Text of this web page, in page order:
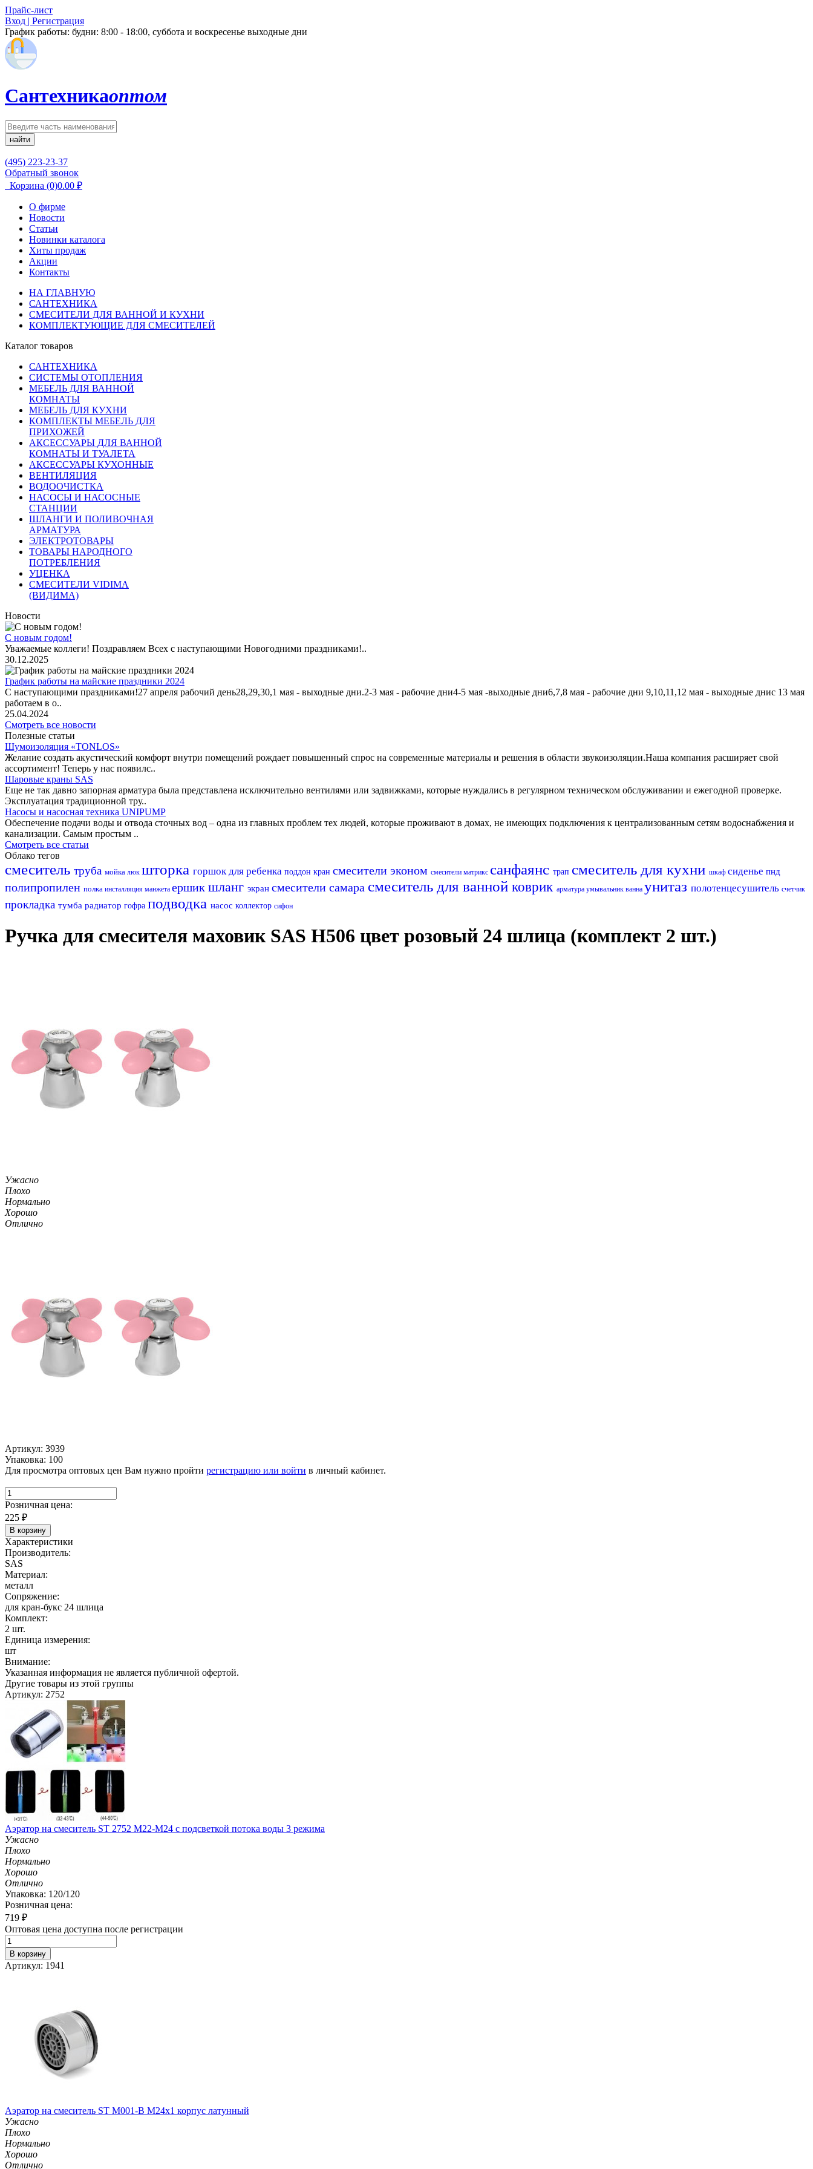
Прайс-лист
Вход | Регистрация
График работы: будни: 8:00 - 18:00, суббота и воскресенье выходные дни
Сантехникаоптом
найти
(495) 223-23-37
Обратный звонок
Корзина (0)0.00 ₽
О фирме
Новости
Статьи
Новинки каталога
Хиты продаж
Акции
Контакты
НА ГЛАВНУЮ
САНТЕХНИКА
СМЕСИТЕЛИ ДЛЯ ВАННОЙ И КУХНИ
КОМПЛЕКТУЮЩИЕ ДЛЯ СМЕСИТЕЛЕЙ
Каталог товаров
САНТЕХНИКА
СИСТЕМЫ ОТОПЛЕНИЯ
МЕБЕЛЬ ДЛЯ ВАННОЙ
КОМНАТЫ
МЕБЕЛЬ ДЛЯ КУХНИ
КОМПЛЕКТЫ МЕБЕЛЬ ДЛЯ
ПРИХОЖЕЙ
АКСЕССУАРЫ ДЛЯ ВАННОЙ
КОМНАТЫ И ТУАЛЕТА
АКСЕССУАРЫ КУХОННЫЕ
ВЕНТИЛЯЦИЯ
ВОДООЧИСТКА
НАСОСЫ И НАСОСНЫЕ
СТАНЦИИ
ШЛАНГИ И ПОЛИВОЧНАЯ
АРМАТУРА
ЭЛЕКТРОТОВАРЫ
ТОВАРЫ НАРОДНОГО
ПОТРЕБЛЕНИЯ
УЦЕНКА
СМЕСИТЕЛИ VIDIMA
(ВИДИМА)
Новости
С новым годом!
Уважаемые коллеги! Поздравляем Всех с наступающими Новогодними праздниками!..
30.12.2025
График работы на майские праздники 2024
С наступающими праздниками!27 апреля рабочий день28,29,30,1 мая - выходные дни.2-3 мая - рабочие дни4-5 мая -выходные дни6,7,8 мая - рабочие дни 9,10,11,12 мая - выходные днис 13 мая
работаем в о..
25.04.2024
Смотреть все новости
Полезные статьи
Шумоизоляция «TONLOS»
Желание создать акустический комфорт внутри помещений рождает повышенный спрос на современные материалы и решения в области звукоизоляции.Наша компания расширяет свой
ассортимент! Теперь у нас появилс..
Шаровые краны SAS
Еще не так давно запорная арматура была представлена исключительно вентилями или задвижками, которые нуждались в регулярном техническом обслуживании и ежегодной проверке.
Эксплуатация традиционной тру..
Насосы и насосная техника UNIPUMP
Обеспечение подачи воды и отвода сточных вод – одна из главных проблем тех людей, которые проживают в домах, не имеющих подключения к централизованным сетям водоснабжения и
канализации. Самым простым ..
Смотреть все статьи
Облако тегов
смеситель труба мойка люк шторка горшок для ребенка поддон кран смесители эконом смесители матрикс санфаянс трап смеситель для кухни шкаф сиденье пнд
полипропилен полка инсталляция манжета ершик шланг экран смесители самара смеситель для ванной коврик арматура умывальник ванна унитаз полотенцесушитель счетчик
прокладка тумба радиатор гофра подводка насос коллектор сифон
Ручка для смесителя маховик SAS H506 цвет розовый 24 шлица (комплект 2 шт.)
Ужасно
Плохо
Нормально
Хорошо
Отлично
Артикул: 3939
Упаковка: 100
Для просмотра оптовых цен Вам нужно пройти регистрацию или войти в личный кабинет.
Розничная цена:
225 ₽
В корзину
Характеристики
Производитель:
SAS
Материал:
металл
Сопряжение:
для кран-букс 24 шлица
Комплект:
2 шт.
Единица измерения:
шт
Внимание:
Указанная информация не является публичной офертой.
Другие товары из этой группы
Артикул: 2752
Аэратор на смеситель ST 2752 M22-M24 с подсветкой потока воды 3 режима
Ужасно
Плохо
Нормально
Хорошо
Отлично
Упаковка: 120/120
Розничная цена:
719 ₽
Оптовая цена доступна после регистрации
В корзину
Артикул: 1941
Аэратор на смеситель ST М001-B М24х1 корпус латунный
Ужасно
Плохо
Нормально
Хорошо
Отлично